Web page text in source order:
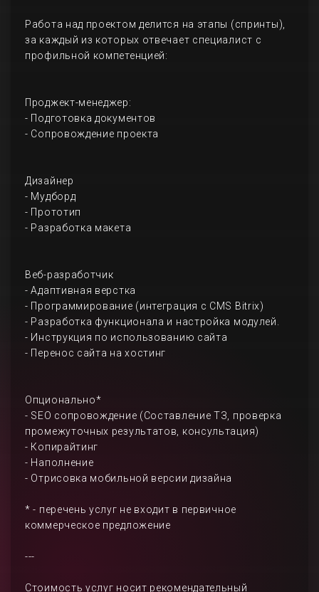
Работа над проектом делится на этапы (спринты),
за каждый из которых отвечает специалист с
профильной компетенцией:
Проджект-менеджер:
- Подготовка документов
- Сопровождение проекта
Дизайнер
- Мудборд
- Прототип
- Разработка макета
Веб-разработчик
- Адаптивная верстка
- Программирование (интеграция с CMS Bitrix)
- Разработка функционала и настройка модулей.
- Инструкция по использованию сайта
- Перенос сайта на хостинг
Опционально*
- SEO сопровождение (Составление ТЗ, проверка
промежуточных результатов, консультация)
- Копирайтинг
- Наполнение
- Отрисовка мобильной версии дизайна
* - перечень услуг не входит в первичное
коммерческое предложение
---
Стоимость услуг носит рекомендательный